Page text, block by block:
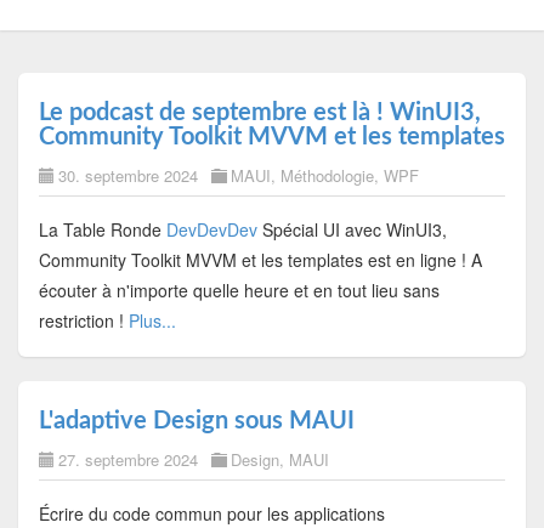
Le podcast de septembre est là ! WinUI3,
Community Toolkit MVVM et les templates
30. septembre 2024 MAUI, Méthodologie, WPF
La Table Ronde DevDevDev Spécial UI avec WinUI3,
Community Toolkit MVVM et les templates est en ligne ! A
écouter à n'importe quelle heure et en tout lieu sans
restriction ! Plus...
L'adaptive Design sous MAUI
27. septembre 2024 Design, MAUI
Écrire du code commun pour les applications